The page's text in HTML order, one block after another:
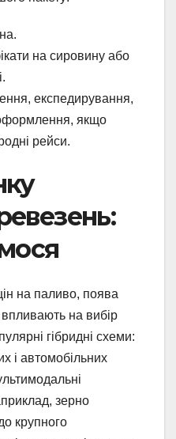
на сировину або
експедирування,
якщо
рейси.
на паливо, поява
на вибір
гібридні схеми:
і автомобільних
зерно
крупного